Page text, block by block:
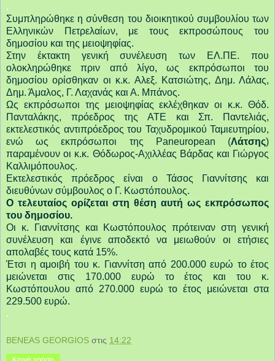
.
Συμπληρώθηκε η σύνθεση του διοικητικού συμβουλίου των
Ελληνικών Πετρελαίων, με τους εκπροσώπους του
δημοσίου και της μειοψηφίας.
Στην έκτακτη γενική συνέλευση των ΕΛ.ΠΕ. που
ολοκληρώθηκε πριν από λίγο, ως εκπρόσωποι του
δημοσίου ορίσθηκαν οι κ.κ. Αλεξ. Κατσιώτης, Δημ. Λάλας,
Δημ. Άμαλος, Γ. Λαχανάς και Α. Μπάνος.
Ως εκπρόσωποι της μειοψηφίας εκλέχθηκαν οι κ.κ. Θόδ.
Πανταλάκης, πρόεδρος της ΑΤΕ και Σπ. Παντελιάς,
εκτελεστικός αντιπρόεδρος του Ταχυδρομικού Ταμιευτηρίου,
ενώ ως εκπρόσωποι της Paneuropean (Λάτσης)
παραμένουν οι κ.κ. Θόδωρος-Αχιλλέας Βάρδας και Γιώργος
Καλλιμόπουλος.
Εκτελεστικός πρόεδρος είναι ο Τάσος Γιαννίτσης και
διευθύνων σύμβουλος ο Γ. Κωστόπουλος.
Ο τελευταίος ορίζεται στη θέση αυτή ως εκπρόσωπος
του δημοσίου.
Οι κ. Γιαννίτσης και Κωστόπουλος πρότειναν στη γενική
συνέλευση και έγινε αποδεκτό να μειωθούν οι ετήσιες
απολαβές τους κατά 15%.
Έτσι η αμοιβή του κ. Γιαννίτση από 200.000 ευρώ το έτος
μειώνεται στις 170.000 ευρώ το έτος και του κ.
Κωστόπουλου από 270.000 ευρώ το έτος μειώνεται στα
229.500 ευρώ.
.
BENEAS GEORGIOS στις 14:22